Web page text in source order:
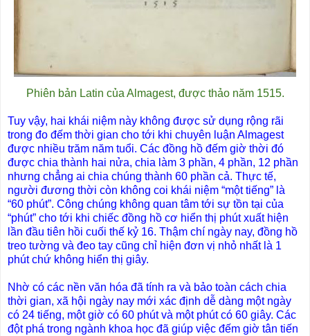
Phiên bản Latin của Almagest, được thảo năm 1515.
Tuy vậy, hai khái niệm này không được sử dụng rộng rãi
trong đo đếm thời gian cho tới khi chuyên luận Almagest
được nhiều trăm năm tuổi. Các đồng hồ đếm giờ thời đó
được chia thành hai nửa, chia làm 3 phần, 4 phần, 12 phần
nhưng chẳng ai chia chúng thành 60 phần cả. Thực tế,
người đương thời còn không coi khái niệm “một tiếng” là
“60 phút”. Công chúng không quan tâm tới sự tồn tại của
“phút” cho tới khi chiếc đồng hồ cơ hiển thị phút xuất hiện
lần đầu tiên hồi cuối thế kỷ 16. Thậm chí ngày nay, đồng hồ
treo tường và đeo tay cũng chỉ hiện đơn vị nhỏ nhất là 1
phút chứ không hiển thị giây.
Nhờ có các nền văn hóa đã tính ra và bảo toàn cách chia
thời gian, xã hội ngày nay mới xác định dễ dàng một ngày
có 24 tiếng, một giờ có 60 phút và một phút có 60 giây. Các
đột phá trong ngành khoa học đã giúp việc đếm giờ tân tiến